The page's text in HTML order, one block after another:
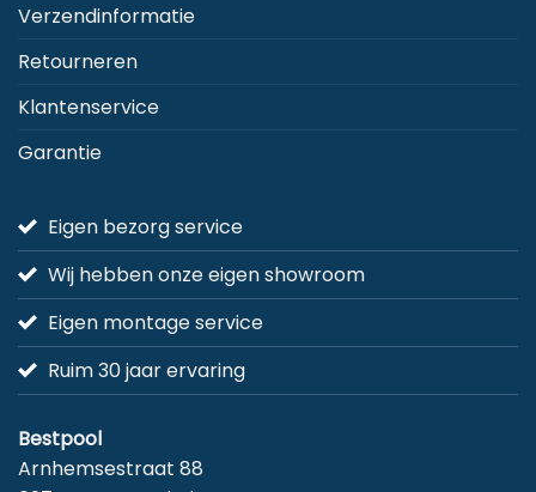
Verzendinformatie
Retourneren
Klantenservice
Garantie
Eigen bezorg service
Wij hebben onze eigen showroom
Eigen montage service
Ruim 30 jaar ervaring
Bestpool
Arnhemsestraat 88